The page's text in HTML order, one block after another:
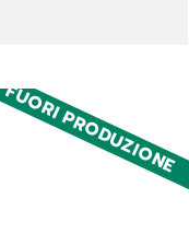
FUORI PRODUZIONE